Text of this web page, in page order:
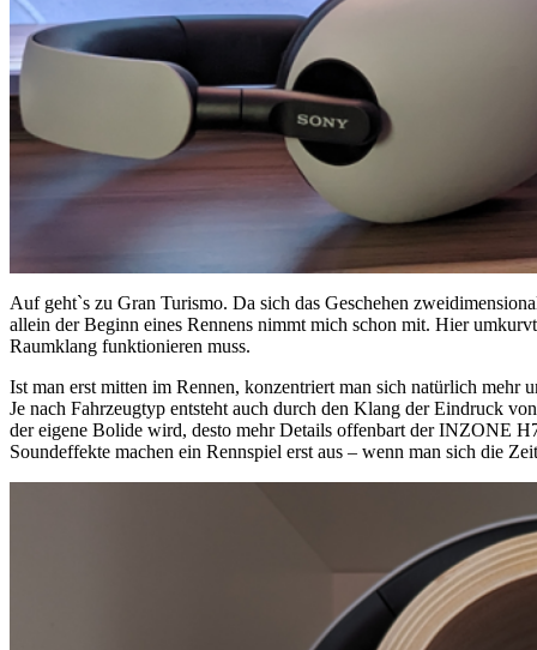
Auf geht`s zu Gran Turismo. Da sich das Geschehen
allein der Beginn eines Rennens nimmt mich schon mit. Hier
Raumklang funktionieren muss.
Ist man erst mitten im Rennen, konzentriert man sich natürlich mehr
Je nach Fahrzeugtyp entsteht auch durch den Klang der Eindruck
der eigene Bolide wird, desto mehr Details offenbart der INZONE
Soundeffekte machen ein Rennspiel erst aus – wenn man sich die